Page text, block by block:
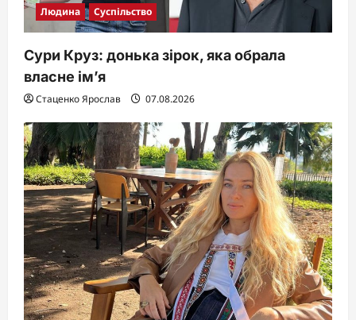
Людина Суспільство
Сури Круз: донька зірок, яка обрала
власне ім’я
Стаценко Ярослав 07.08.2026